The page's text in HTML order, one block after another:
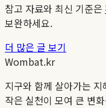
참고 자료와 최신 기준은
보완하세요.
더 많은 글 보기
Wombat.kr
지구와 함께 살아가는
작은 실천이 모여 큰 변